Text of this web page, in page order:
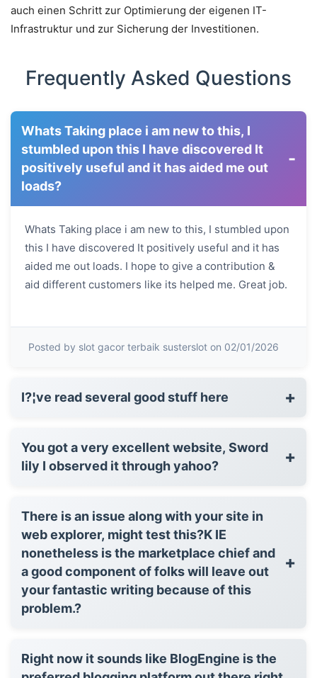
auch einen Schritt zur Optimierung der eigenen IT-
Infrastruktur und zur Sicherung der Investitionen.
Frequently Asked Questions
Whats Taking place i am new to this, I
stumbled upon this I have discovered It
positively useful and it has aided me out
loads?
-
Whats Taking place i am new to this, I stumbled upon
this I have discovered It positively useful and it has
aided me out loads. I hope to give a contribution &
aid different customers like its helped me. Great job.
Posted by slot gacor terbaik susterslot on 02/01/2026
I?¦ve read several good stuff here +
You got a very excellent website, Sword
lily I observed it through yahoo?
+
There is an issue along with your site in
web explorer, might test this?K IE
nonetheless is the marketplace chief and
a good component of folks will leave out
your fantastic writing because of this
problem.?
+
Right now it sounds like BlogEngine is the